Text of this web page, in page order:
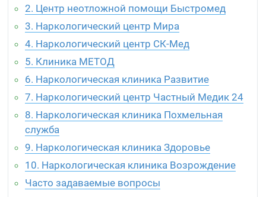
2. Центр неотложной помощи Быстромед
3. Наркологический центр Мира
4. Наркологический центр СК-Мед
5. Клиника МЕТОД
6. Наркологическая клиника Развитие
7. Наркологический центр Частный Медик 24
8. Наркологическая клиника Похмельная
служба
9. Наркологическая клиника Здоровье
10. Наркологическая клиника Возрождение
Часто задаваемые вопросы